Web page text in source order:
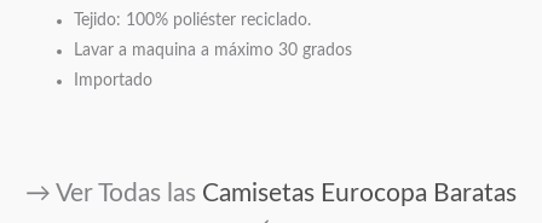
Tejido: 100% poliéster reciclado.
Lavar a maquina a máximo 30 grados
Importado
→ Ver Todas las Camisetas Eurocopa Baratas